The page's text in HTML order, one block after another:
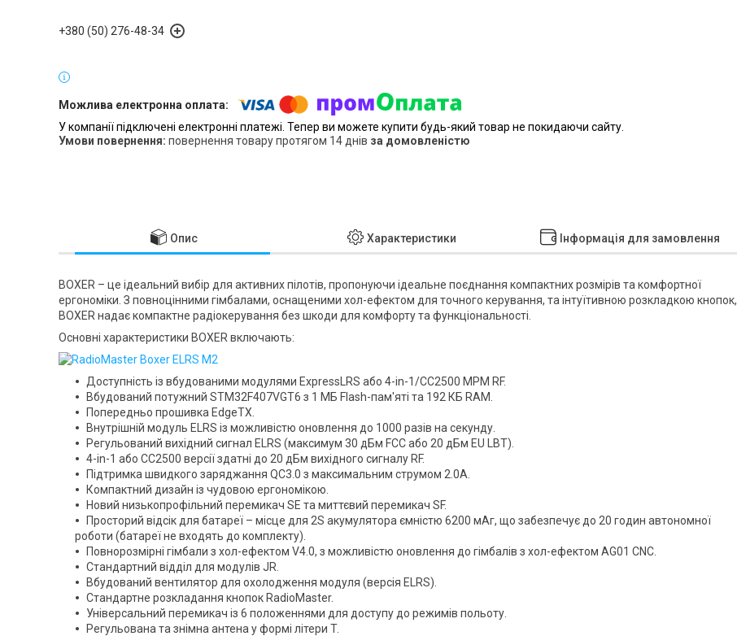
+380 (50) 276-48-34
У компанії підключені електронні платежі. Тепер ви можете купити будь-який товар не покидаючи сайту.
повернення товару протягом 14 днів за домовленістю
Опис Характеристики Інформація для замовлення
BOXER – це ідеальний вибір для активних пілотів, пропонуючи ідеальне поєднання компактних розмірів та комфортної
ергономіки. З повноцінними гімбалами, оснащеними хол-ефектом для точного керування, та інтуїтивною розкладкою кнопок,
BOXER надає компактне радіокерування без шкоди для комфорту та функціональності.
Основні характеристики BOXER включають:
Доступність із вбудованими модулями ExpressLRS або 4-in-1/CC2500 MPM RF.
Вбудований потужний STM32F407VGT6 з 1 МБ Flash-пам'яті та 192 КБ RAM.
Попередньо прошивка EdgeTX.
Внутрішній модуль ELRS із можливістю оновлення до 1000 разів на секунду.
Регульований вихідний сигнал ELRS (максимум 30 дБм FCC або 20 дБм EU LBT).
4-in-1 або CC2500 версії здатні до 20 дБм вихідного сигналу RF.
Підтримка швидкого заряджання QC3.0 з максимальним струмом 2.0А.
Компактний дизайн із чудовою ергономікою.
Новий низькопрофільний перемикач SE та миттєвий перемикач SF.
Просторий відсік для батареї – місце для 2S акумулятора ємністю 6200 мАг, що забезпечує до 20 годин автономної
роботи (батареї не входять до комплекту).
Повнорозмірні гімбали з хол-ефектом V4.0, з можливістю оновлення до гімбалів з хол-ефектом AG01 CNC.
Стандартний відділ для модулів JR.
Вбудований вентилятор для охолодження модуля (версія ELRS).
Стандартне розкладання кнопок RadioMaster.
Універсальний перемикач із 6 положеннями для доступу до режимів польоту.
Регульована та знімна антена у формі літери T.